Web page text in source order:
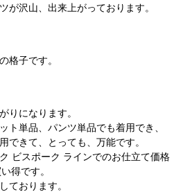
が沢山、出来上がっております。
格子です。
りになります。
ト単品、パンツ単品でも着用でき、
できて、とっても、万能です。
ビスポーク ラインでのお仕立て価格
得です。
ております。